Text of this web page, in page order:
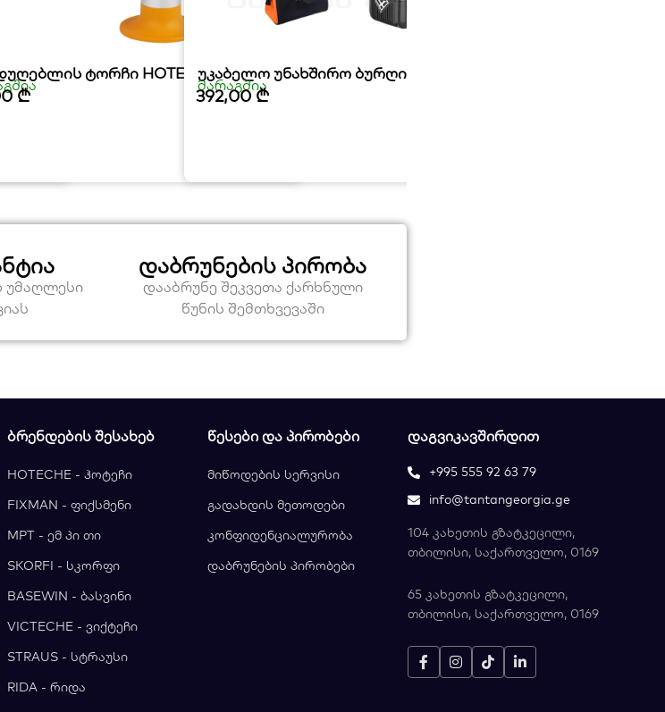
ტორჩი HOTECHE
₾
უკაბელო უნახშირო ბურღი 20V FIXMAN
მარაგშია
392,00₾
უმაღლესი
დაბრუნების პირობა
დააბრუნე შეკვეთა ქარხნული
წუნის შემთხვევაში
ᲑᲠᲔᲜᲓᲔᲑᲘᲡ ᲨᲔᲡᲐᲮᲔᲑ
HOTECHE - ჰოტეჩი
FIXMAN - ფიქსმენი
MPT - ემ პი თი
SKORFI - სკორფი
BASEWIN - ბასვინი
VICTECHE - ვიქტეჩი
STRAUS - სტრაუსი
RIDA - რიდა
ᲬᲔᲡᲔᲑᲘ ᲓᲐ ᲞᲘᲠᲝᲑᲔᲑᲘ
მიწოდების სერვისი
გადახდის მეთოდები
კონფიდენციალურობა
დაბრუნების პირობები
ᲓᲐᲒᲕᲘᲙᲐᲕᲨᲘᲠᲓᲘᲗ
+995 555 92 63 79
info@tantangeorgia.ge
104 კახეთის გზატკეცილი,
თბილისი, საქართველო, 0169
65 კახეთის გზატკეცილი,
თბილისი, საქართველო, 0169